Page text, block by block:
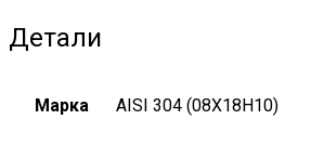
Детали
Марка AISI 304 (08Х18Н10)